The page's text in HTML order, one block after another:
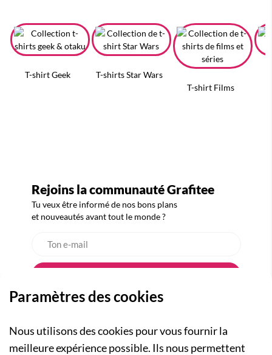
T-shirt Geek
T-shirts Star Wars
T-shirt Films
Rejoins la communauté Grafitee
Tu veux être informé de nos bons plans
et nouveautés avant tout le monde ?
Paramètres des cookies
Nous utilisons des cookies pour vous fournir la
meilleure expérience possible. Ils nous permettent